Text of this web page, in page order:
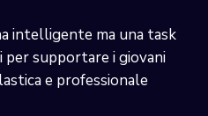
intelligente ma una task
supportare i giovani
e professionale